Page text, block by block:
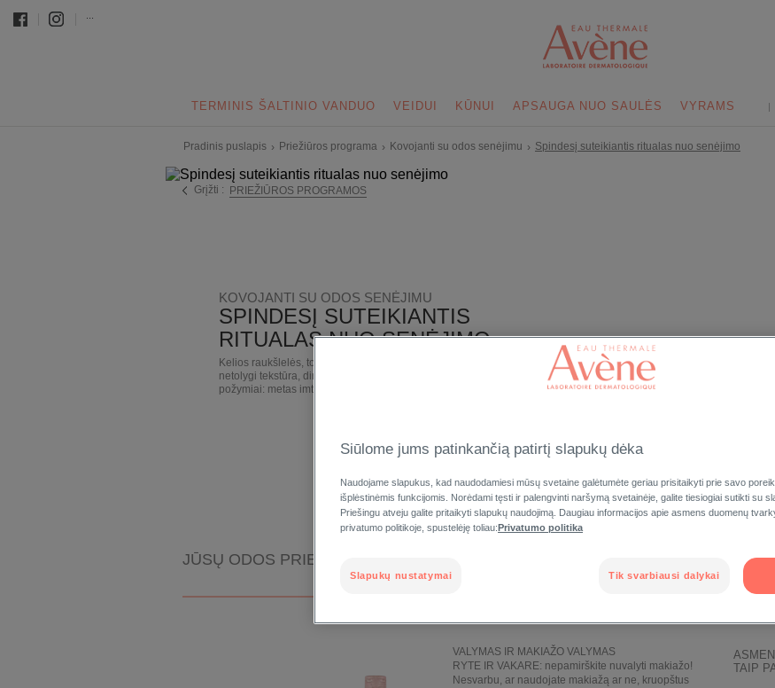
TERMINIS ŠALTINIO VANDUO VEIDUI KŪNUI APSAUGA NUO SAULĖS VYRAMS
Pradinis puslapis › Priežiūros programa › Kovojanti su odos senėjimu › Spindesį suteikiantis ritualas nuo senėjimo
Grįžti : PRIEŽIŪROS PROGRAMOS
KOVOJANTI SU ODOS SENĖJIMU
SPINDESĮ SUTEIKIANTIS
RITUALAS NUO SENĖJIMO
Kelios raukšlelės, tonusą ir elastingumą praradusi oda,
netolygi tekstūra, dingęs odos spindesys... Tai senėjimo
požymiai: metas imti veiksmų!
JŪSŲ ODOS PRIEŽIŪROS PROGRAMA
VALYMAS IR MAKIAŽO VALYMAS
RYTE IR VAKARE: nepamirškite nuvalyti makiažo!
Nesvarbu, ar naudojate makiažą ar ne, kruopštus
TAIP
Siūlome jums patinkančią patirtį slapukų dėka
Naudojame slapukus, kad naudodamiesi mūsų svetaine galėtumėte geriau prisitaikyti prie savo
išplėstinėmis funkcijomis. Norėdami tęsti ir palengvinti naršymą svetainėje, galite tiesiogiai sutikti su
Priešingu atveju galite pritaikyti slapukų naudojimą. Daugiau informacijos apie asmens duomenų
privatumo politikoje, spustelėję toliau:Privatumo politika
Slapukų nustatymai Tik svarbiausi dalykai